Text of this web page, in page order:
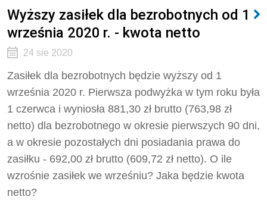
Wyższy zasiłek dla bezrobotnych od 1
września 2020 r. - kwota netto
24 sie 2020
Zasiłek dla bezrobotnych będzie wyższy od 1
września 2020 r. Pierwsza podwyżka w tym roku była
1 czerwca i wyniosła 881,30 zł brutto (763,98 zł
netto) dla bezrobotnego w okresie pierwszych 90 dni,
a w okresie pozostałych dni posiadania prawa do
zasiłku - 692,00 zł brutto (609,72 zł netto). O ile
wzrośnie zasiłek we wrześniu? Jaka będzie kwota
netto?